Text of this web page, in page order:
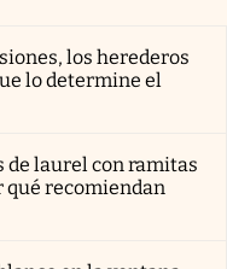
los herederos
lo determine el
de laurel con ramitas
qué recomiendan